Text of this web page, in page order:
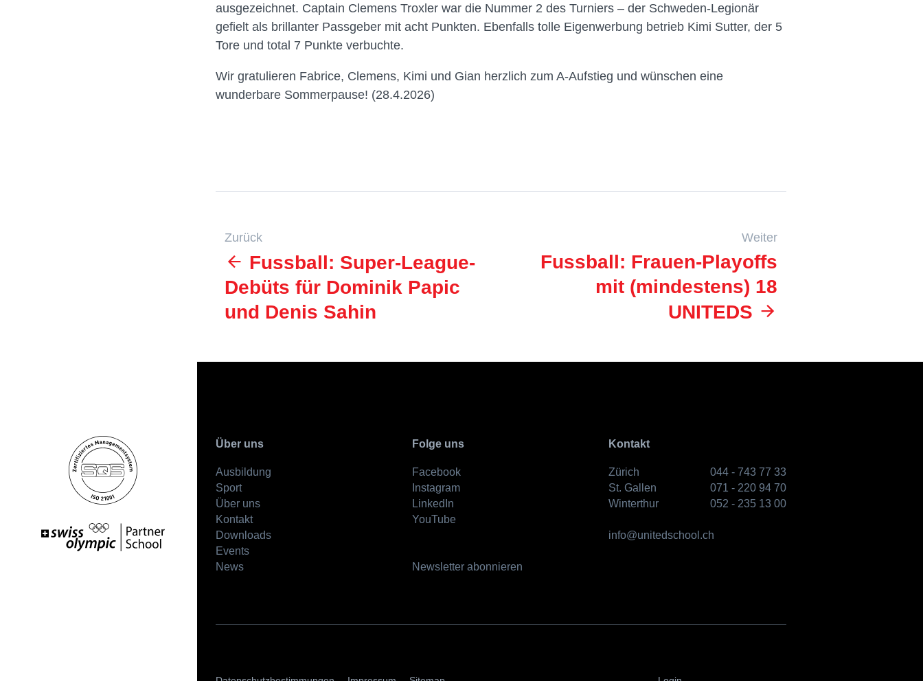
ausgezeichnet. Captain Clemens Troxler war die Nummer 2 des Turniers – der Schweden-Legionär
gefielt als brillanter Passgeber mit acht Punkten. Ebenfalls tolle Eigenwerbung betrieb Kimi Sutter, der 5
Tore und total 7 Punkte verbuchte.
Wir gratulieren Fabrice, Clemens, Kimi und Gian herzlich zum A-Aufstieg und wünschen eine
wunderbare Sommerpause! (28.4.2026)
Zurück
Fussball: Super-League-
Debüts für Dominik Papic
und Denis Sahin
Weiter
Fussball: Frauen-Playoffs
mit (mindestens) 18
UNITEDS
Über uns
Ausbildung
Sport
Über uns
Kontakt
Downloads
Events
News
Folge uns
Facebook
Instagram
LinkedIn
YouTube
Newsletter abonnieren
Kontakt
Zürich
044 - 743 77 33
St. Gallen
071 - 220 94 70
Winterthur
052 - 235 13 00
info@unitedschool.ch